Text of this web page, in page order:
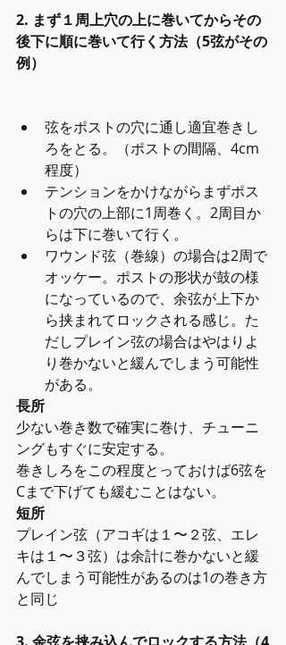
2. まず１周上穴の上に巻いてからその
後下に順に巻いて行く方法（5弦がその
例）
弦をポストの穴に通し適宜巻きし
ろをとる。（ポストの間隔、4cm
程度）
テンションをかけながらまずポス
トの穴の上部に1周巻く。2周目か
らは下に巻いて行く。
ワウンド弦（巻線）の場合は2周で
オッケー。ポストの形状が鼓の様
になっているので、余弦が上下か
ら挟まれてロックされる感じ。た
だしプレイン弦の場合はやはりよ
り巻かないと緩んでしまう可能性
がある。
長所
少ない巻き数で確実に巻け、チューニ
ングもすぐに安定する。
巻きしろをこの程度とっておけば6弦を
Cまで下げても緩むことはない。
短所
プレイン弦（アコギは１〜２弦、エレ
キは１〜３弦）は余計に巻かないと緩
んでしまう可能性があるのは1の巻き方
と同じ